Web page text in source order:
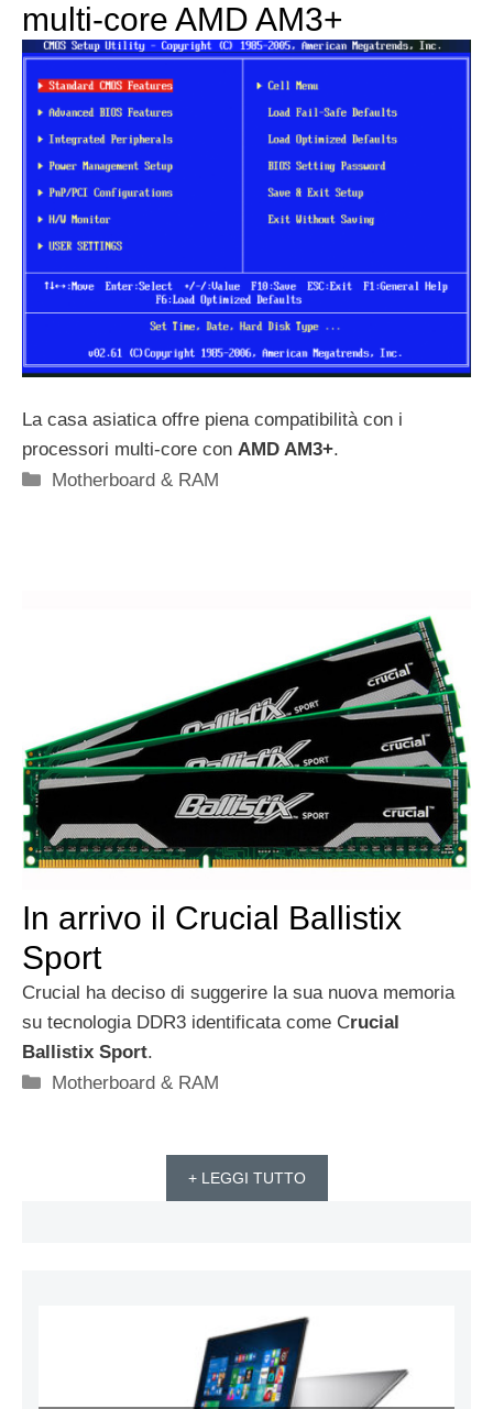
multi-core AMD AM3+
La casa asiatica offre piena compatibilità con i
processori multi-core con AMD AM3+.
Categorie
Motherboard & RAM
In arrivo il Crucial Ballistix
Sport
Crucial ha deciso di suggerire la sua nuova memoria
su tecnologia DDR3 identificata come Crucial
Ballistix Sport.
Categorie
Motherboard & RAM
+ LEGGI TUTTO